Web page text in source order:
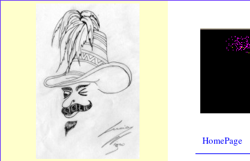
HomePage